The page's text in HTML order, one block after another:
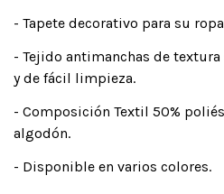
- Tapete decorativo para su
- Tejido antimanchas de
y de fácil limpieza.
- Composición Textil 50%
algodón.
- Disponible en varios colores.